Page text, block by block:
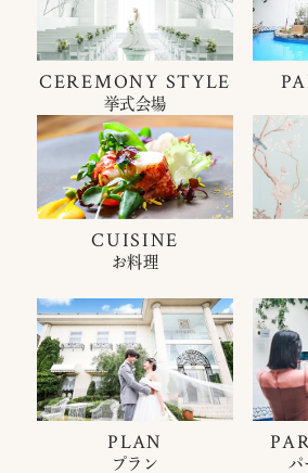
CEREMONY STYLE
挙式会場
CUISINE
お料理
PLAN
プラン パ